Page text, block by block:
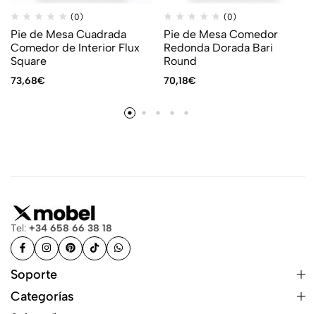
(0)
Pie de Mesa Cuadrada
Comedor de Interior Flux
Square
73,68€
(0)
Pie de Mesa Comedor
Redonda Dorada Bari
Round
70,18€
Tel: +34 658 66 38 18
Soporte
Categorías